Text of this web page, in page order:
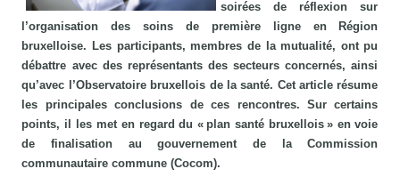
soirées de réflexion sur
l’organisation des soins de première ligne en Région
bruxelloise. Les participants, membres de la mutualité, ont pu
débattre avec des représentants des secteurs concernés, ainsi
qu’avec l’Observatoire bruxellois de la santé. Cet article résume
les principales conclusions de ces rencontres. Sur certains
points, il les met en regard du « plan santé bruxellois » en voie
de finalisation au gouvernement de la Commission
communautaire commune (Cocom).